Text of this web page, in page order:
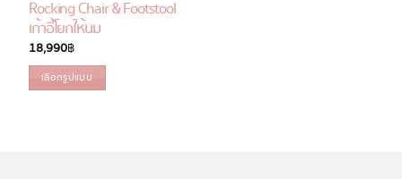
Rocking Chair & Footstool
เก้าอี้โยกให้นม
18,990฿
เลือกรูปแบบ